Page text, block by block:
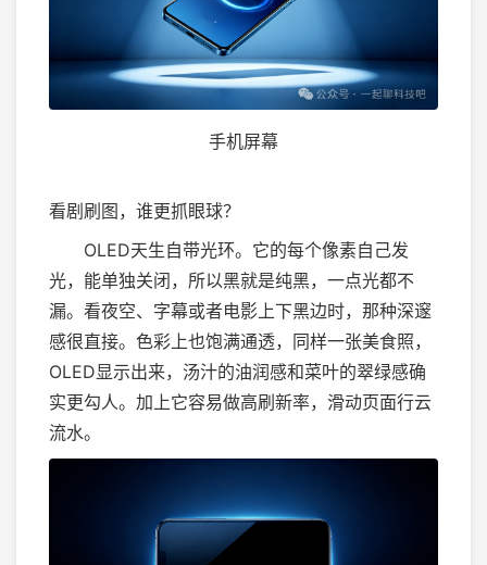
手机屏幕
看剧刷图，谁更抓眼球？
OLED天生自带光环。它的每个像素自己发
光，能单独关闭，所以黑就是纯黑，一点光都不
漏。看夜空、字幕或者电影上下黑边时，那种深邃
感很直接。色彩上也饱满通透，同样一张美食照，
OLED显示出来，汤汁的油润感和菜叶的翠绿感确
实更勾人。加上它容易做高刷新率，滑动页面行云
流水。